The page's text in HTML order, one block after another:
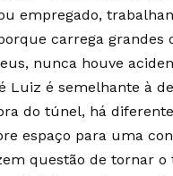
empregado,
carrega grandes
nunca houve
Luiz é semelhante à
do túnel, há
espaço para uma
questão de tornar o